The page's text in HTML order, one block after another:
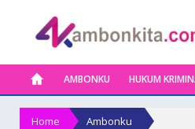
AMBONKU HUKUM
Home Ambonku